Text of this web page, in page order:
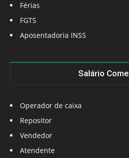
Férias
FGTS
Aposentadoria INSS
Salário
Operador de caixa
Repositor
Vendedor
Atendente